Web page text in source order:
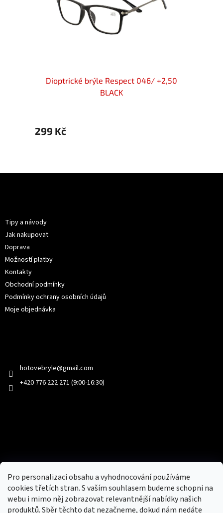
Pro personalizaci obsahu a vyhodnocování používáme
cookies třetích stran. S vaším souhlasem budeme schopni na
webu i mimo něj zobrazovat relevantnější nabídky našich
produktů. Sběr těchto dat nezačneme, dokud nám nedáte
Dioptrické brýle Respect 046/ +2,50
BLACK
299 Kč
Tipy a návody
Jak nakupovat
Doprava
Možností platby
Kontakty
Obchodní podmínky
Podmínky ochrany osobních údajů
Moje objednávka
hotovebryle@gmail.com
+420 776 222 271 (9:00-16:30)
Přijímáme online platby